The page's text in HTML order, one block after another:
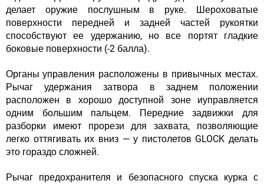
делает оружие послушным в руке. Шероховатые
поверхности передней и задней частей рукоятки
способствуют ее удержанию, но все портят гладкие
боковые поверхности (-2 балла).
Органы управления расположены в привычных местах.
Рычаг удержания затвора в заднем положении
расположен в хорошо доступной зоне иуправляется
одним большим пальцем. Передние задвижки для
разборки имеют прорези для захвата, позволяющие
легко оттягивать их вниз — у пистолетов GLOCK делать
это гораздо сложней.
Рычаг предохранителя и безопасного спуска курка с